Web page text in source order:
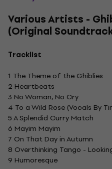
Various Artists -
(Original
Tracklist
1 The Theme of the Ghiblies
2 Heartbeats
3 No Woman, No Cry
4 To a Wild Rose (Vocals By
5 A Splendid Curry Match
6 Mayim Mayim
7 On That Day in Autumn
8 Overthinking Tango -
9 Humoresque